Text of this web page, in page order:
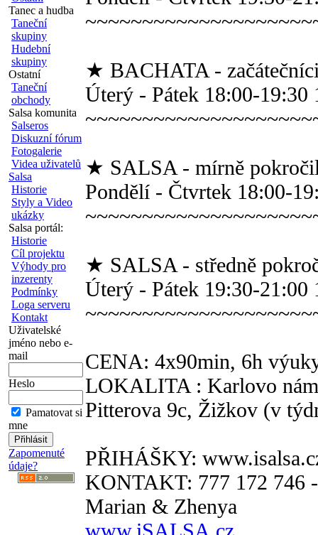
Tanec a hudba
Taneční
skupiny
Hudební
skupiny
Ostatní
Taneční
obchody
Salsa komunita
Salseros
Diskuzní fórum
Fotogalerie
Videa uživatelů
Salsa
Historie
Styly a Video
ukázky
Salsa portál:
Historie
Cíl projektu
Výhody pro
inzerenty
Podmínky
Loga serveru
Kontakt
Uživatelské
jméno nebo e-
mail
Heslo
Pamatovat si
mne
Zapomenuté
údaje?
★ BACHATA -
Úterý - Pátek 18:00-19:30
★ SALSA - mírně
Pondělí - Čtvrtek 18:00-
★ SALSA - středně
Úterý - Pátek 19:30-21:00
CENA: 4x90min, 6h
LOKALITA : Karlovo
Pitterova 9c, Žižkov (v
PŘIHÁŠKY:
KONTAKT: 777 172 746
Marian & Zhenya